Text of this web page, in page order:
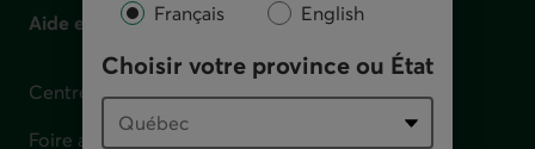
Français English
Choisir votre province ou État
Aide et contact
Centre d'aide
Foire aux questions